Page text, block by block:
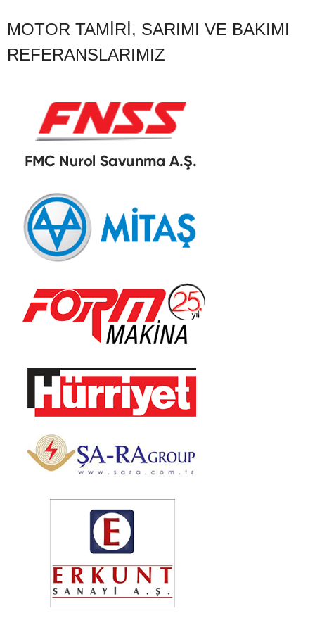
MOTOR TAMIRI, SARIMI VE BAKIMI
REFERANSLARIMIZ